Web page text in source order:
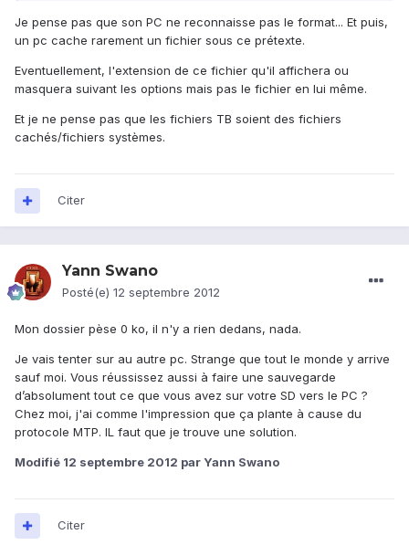
Je pense pas que son PC ne reconnaisse pas le format... Et puis,
un pc cache rarement un fichier sous ce prétexte.
Eventuellement, l'extension de ce fichier qu'il affichera ou
masquera suivant les options mais pas le fichier en lui même.
Et je ne pense pas que les fichiers TB soient des fichiers
cachés/fichiers systèmes.
Citer
Yann Swano
Posté(e) 12 septembre 2012
Mon dossier pèse 0 ko, il n'y a rien dedans, nada.
Je vais tenter sur au autre pc. Strange que tout le monde y arrive
sauf moi. Vous réussissez aussi à faire une sauvegarde
d’absolument tout ce que vous avez sur votre SD vers le PC ?
Chez moi, j'ai comme l'impression que ça plante à cause du
protocole MTP. IL faut que je trouve une solution.
Modifié 12 septembre 2012 par Yann Swano
Citer